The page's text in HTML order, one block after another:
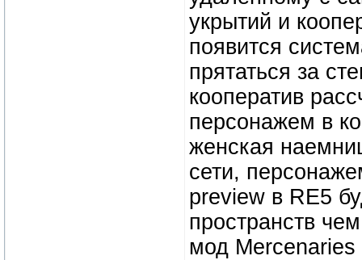
укрытий и
появится
прятаться за
кооператив
персонажем в
женская
сети,
preview в RE5
пространств
мод